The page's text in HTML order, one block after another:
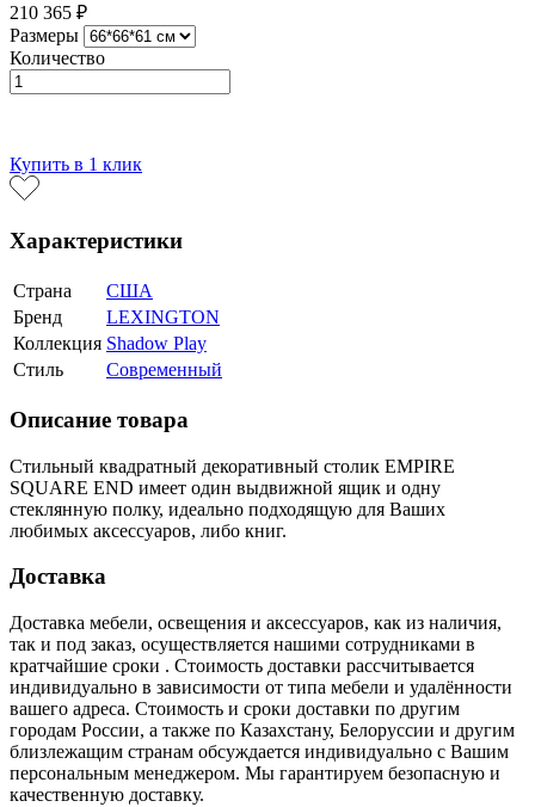
210 365 ₽
Размеры
Количество
Купить в 1 клик
Характеристики
Страна
США
Бренд
LEXINGTON
Коллекция Shadow Play
Стиль
Современный
Описание товара
Стильный квадратный декоративный столик EMPIRE
SQUARE END имеет один выдвижной ящик и одну
стеклянную полку, идеально подходящую для Ваших
любимых аксессуаров, либо книг.
Доставка
Доставка мебели, освещения и аксессуаров, как из наличия,
так и под заказ, осуществляется нашими сотрудниками в
кратчайшие сроки . Стоимость доставки рассчитывается
индивидуально в зависимости от типа мебели и удалённости
вашего адреса. Стоимость и сроки доставки по другим
городам России, а также по Казахстану, Белоруссии и другим
близлежащим странам обсуждается индивидуально с Вашим
персональным менеджером. Мы гарантируем безопасную и
качественную доставку.